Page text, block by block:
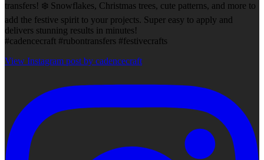
transfers! ❄️ Snowflakes, Christmas trees, cute patterns, and more to
add the festive spirit to your projects. Super easy to apply and
delivers stunning results in minutes!
#cadencecraft #rubontransfers #festivecrafts
View Instagram post by cadencecraft